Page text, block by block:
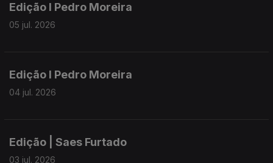
Edição I Pedro Moreira
05 jul. 2026
Edição I Pedro Moreira
04 jul. 2026
Edição | Saes Furtado
03 jul. 2026